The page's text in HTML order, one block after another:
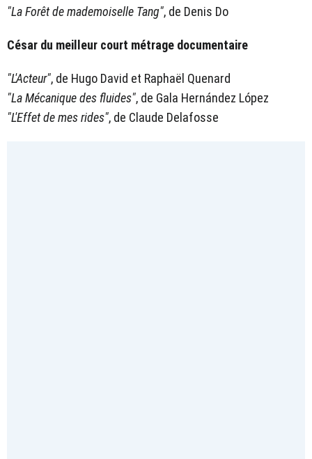
"La Forêt de mademoiselle Tang", de Denis Do
César du meilleur court métrage documentaire
"L'Acteur", de Hugo David et Raphaël Quenard
"La Mécanique des fluides", de Gala Hernández López
"L'Effet de mes rides", de Claude Delafosse